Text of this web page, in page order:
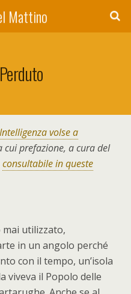
Mattino
Intelligenza volse a
cui prefazione, a cura del
consultabile in queste
mai utilizzato,
in un angolo perché
con il tempo, un’isola
viveva il Popolo delle